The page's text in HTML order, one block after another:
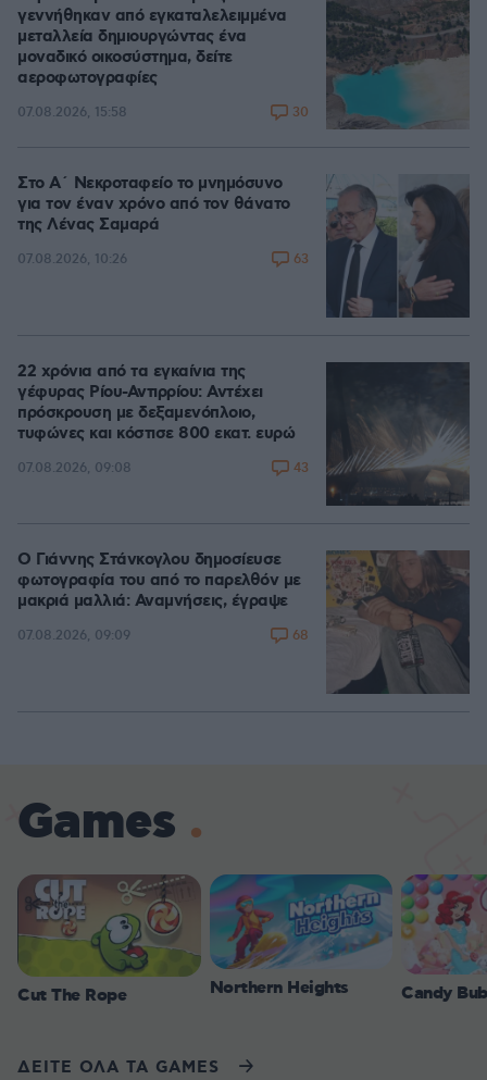
γεννήθηκαν από εγκαταλελειμμένα
μεταλλεία δημιουργώντας ένα
μοναδικό οικοσύστημα, δείτε
αεροφωτογραφίες
07.08.2026, 15:58 30
Στο Α΄ Νεκροταφείο το μνημόσυνο
για τον έναν χρόνο από τον θάνατο
της Λένας Σαμαρά
07.08.2026, 10:26 63
22 χρόνια από τα εγκαίνια της
γέφυρας Ρίου-Αντιρρίου: Αντέχει
πρόσκρουση με δεξαμενόπλοιο,
τυφώνες και κόστισε 800 εκατ. ευρώ
07.08.2026, 09:08 43
Ο Γιάννης Στάνκογλου δημοσίευσε
φωτογραφία του από το παρελθόν με
μακριά μαλλιά: Αναμνήσεις, έγραψε
07.08.2026, 09:09 68
Games
Cut The Rope Northern Heights Candy
ΔΕΙΤΕ ΟΛΑ ΤΑ GAMES